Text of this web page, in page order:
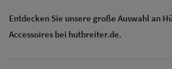
Entdecken Sie unsere große Auswahl an
Accessoires bei hutbreiter.de.